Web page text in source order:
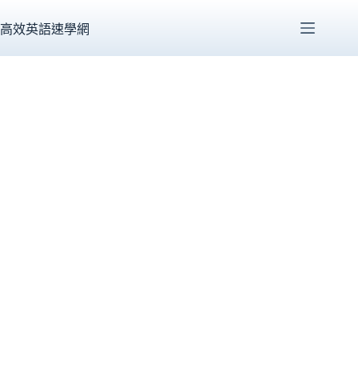
至
高效英語速學網